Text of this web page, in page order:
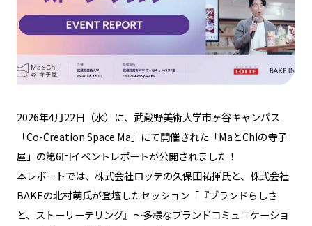
NEWS / EVENT
REPORT
ABOUT
2026年4月22日（水）に、武蔵野美術大学市ヶ谷キャンパス
「Co-Creation Space Ma」にて開催された「MaとChiの寺子
屋」の第6回イベントレポートが公開されました！
本レポートでは、株式会社ロッテの久保田祐揮氏と、株式会社
BAKEの北村萌氏が登壇したセッション「『ブランドらしさ
と、ストーリーテリング』〜多様なブランドコミュニケーショ